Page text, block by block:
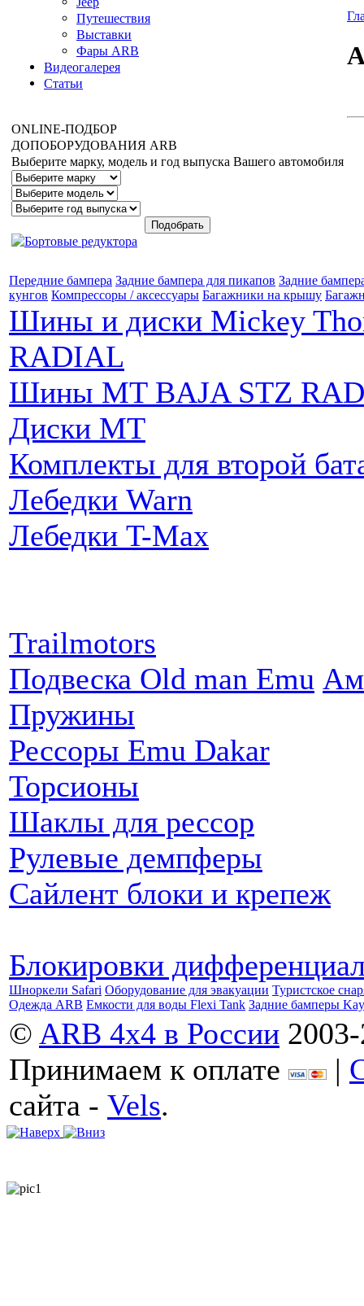
Путешествия
Выставки
Фары ARB
Видеогалерея
Статьи
ONLINE-ПОДБОР
ДОПОБОРУДОВАНИЯ ARB
Выберите марку, модель и год выпуска Вашего автомобиля
Передние бампера Задние бампера для пикапов Задние
кунгов Компрессоры / аксессуары Багажники на крышу
Шины и диски Mickey
RADIAL
Шины MT BAJA STZ
Диски MT
Комплекты для второй
Лебедки Warn
Лебедки T-Max
Trailmotors
Подвеска Old man Emu
Пружины
Рессоры Emu Dakar
Торсионы
Шаклы для рессор
Рулевые демпферы
Сайлент блоки и крепеж
Блокировки
Шноркели Safari Оборудование для эвакуации Туристское
Одежда ARB Емкости для воды Flexi Tank Задние бамперы
© ARB 4x4 в России
Принимаем к оплате
|
сайта - Vels.